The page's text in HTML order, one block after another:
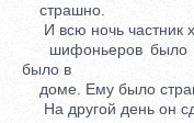
страшно.
И всю ночь частник
шифоньеров было
было в
доме. Ему было
На другой день он